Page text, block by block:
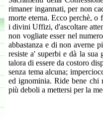
rimaner ingannati, per non
morte eterna. Ecco perchè,
i divini Uffizi, d'ascoltare
non vogliate esser nel
abbastanza e di non averne
resiste a' superbi e dà la
talora di essere da costoro
senza tema alcuna;
ed ignominia. Ride bene chi
più deboli a mettersi per la